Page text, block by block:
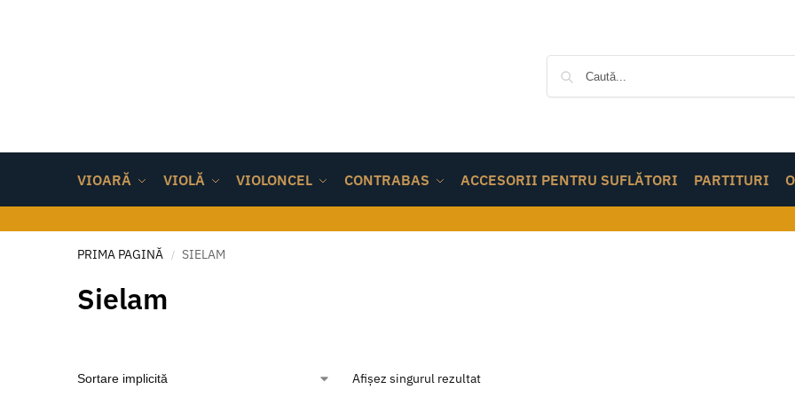
VIOARĂ VIOLĂ VIOLONCEL CONTRABAS ACCESORII PENTRU SUFLĂTORI PARTITURI
PRIMA PAGINĂ / SIELAM
Sielam
Afișez singurul rezultat